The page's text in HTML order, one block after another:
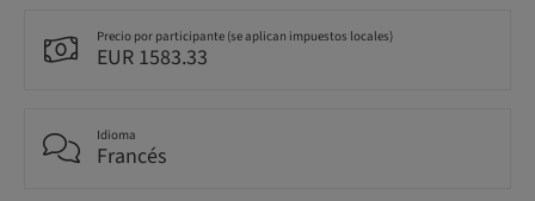
Precio por participante (se aplican impuestos locales)
EUR 1583.33
Idioma
Francés